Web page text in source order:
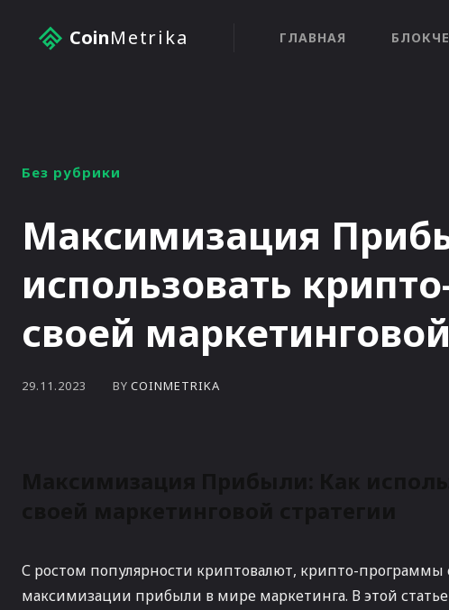
CoinMetrika ГЛАВНАЯ
Без рубрики
Максимизация
использовать
своей
29.11.2023 BY COINMETRIKA
С ростом популярности криптовалют, крипто-
максимизации прибыли в мире маркетинга. В этой